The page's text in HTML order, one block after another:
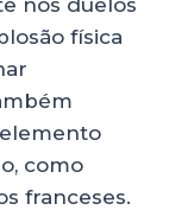
física
como
franceses.